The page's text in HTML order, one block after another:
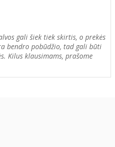
gali šiek tiek skirtis, o prekės
bendro pobūdžio, tad gali būti
Kilus klausimams, prašome